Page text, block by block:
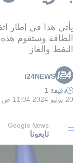
يأتي هذا في إطار
الطاقة وستقوم
النفط والغاز
i24NEWS
دقيقة 1
20 يوليو 2024 11:04 ص
Google News
تابعونا